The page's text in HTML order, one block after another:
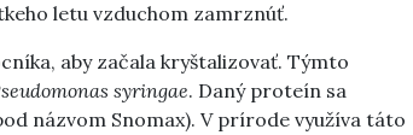
letu vzduchom zamrznúť.
aby začala kryštalizovať. Týmto
syringae. Daný proteín sa
názvom Snomax). V prírode využíva táto